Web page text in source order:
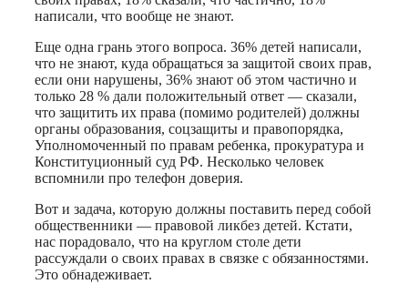
написали, что вообще не знают.
Еще одна грань этого вопроса. 36% детей написали,
что не знают, куда обращаться за защитой своих прав,
если они нарушены, 36% знают об этом частично и
только 28 % дали положительный ответ — сказали,
что защитить их права (помимо родителей) должны
органы образования, соцзащиты и правопорядка,
Уполномоченный по правам ребенка, прокуратура и
Конституционный суд РФ. Несколько человек
вспомнили про телефон доверия.
Вот и задача, которую должны поставить перед собой
общественники — правовой ликбез детей. Кстати,
нас порадовало, что на круглом столе дети
рассуждали о своих правах в связке с обязанностями.
Это обнадеживает.